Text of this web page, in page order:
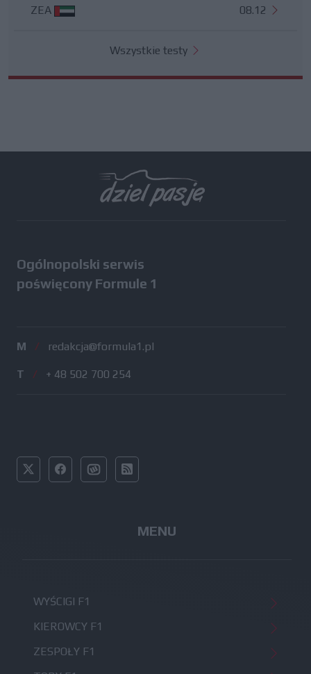
ZEA 08.12
Wszystkie testy
Ogólnopolski serwis
poświęcony Formule 1
M / redakcja@formula1.pl
T / + 48 502 700 254
MENU
WYŚCIGI F1
KIEROWCY F1
ZESPOŁY F1